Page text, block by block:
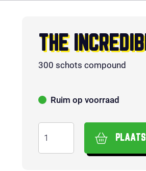
THE
300 schots compound
Ruim op voorraad